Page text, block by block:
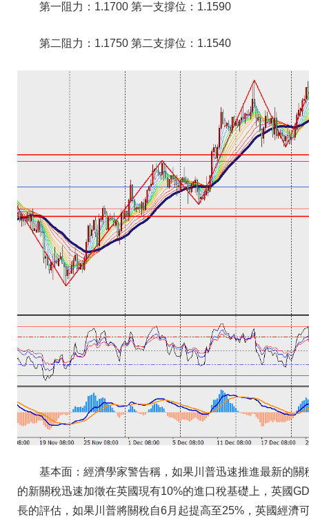
第一阻力：1.1700 第一支撐位：1.1590
第二阻力：1.1750 第二支撐位：1.1540
基本面：經濟學家警告稱，如果川普迅速推進最新的
的新關稅迅速加徵在英國現有10%的進口稅基礎上，英國
長的評估，如果川普將關稅自6月起提高至25%，英國經濟